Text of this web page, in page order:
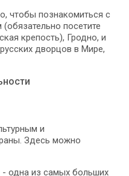
чтобы познакомиться с
посетите
крепость), Гродно, и
дворцов в Мире,
и
Здесь можно
одна из самых больших